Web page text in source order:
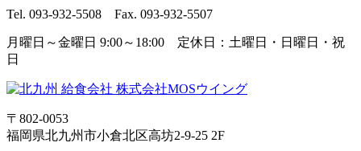
Tel. 093-932-5508 Fax. 093-932-5507
月曜日～金曜日 9:00～18:00 定休日：土曜日・日曜日・祝
日
〒802-0053
福岡県北九州市小倉北区高坊2-9-25 2F